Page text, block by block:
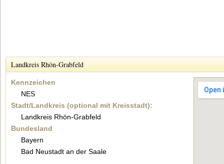
Landkreis Rhön-Grabfeld
Kennzeichen
NES
Stadt/Landkreis (optional mit Kreisstadt):
Landkreis Rhön-Grabfeld
Bundesland
Bayern
Bad Neustadt an der Saale